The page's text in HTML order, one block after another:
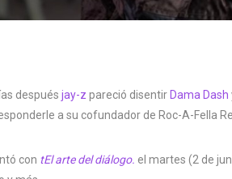
después jay-z pareció disentirDama Dash
a su cofundador de Roc-A-Fella
con tEl arte del diálogo. el martes (2 de